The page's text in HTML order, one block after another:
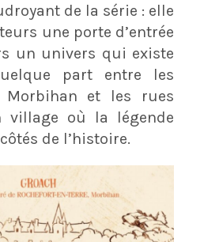
de la série : elle
une porte d’entrée
un univers qui existe
part entre les
et les rues
village où la légende
de l’histoire.